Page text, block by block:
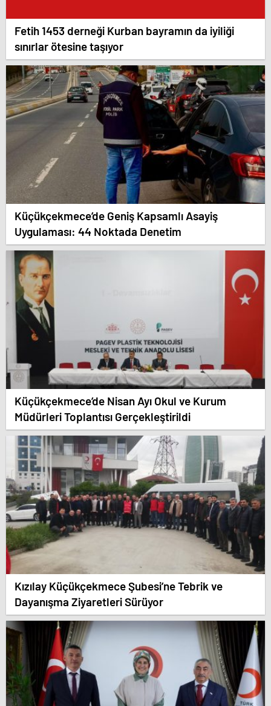
Fetih 1453 derneği Kurban bayramın da iyiliği
sınırlar ötesine taşıyor
Küçükçekmece’de Geniş Kapsamlı Asayiş
Uygulaması: 44 Noktada Denetim
Küçükçekmece’de Nisan Ayı Okul ve Kurum
Müdürleri Toplantısı Gerçekleştirildi
Kızılay Küçükçekmece Şubesi’ne Tebrik ve
Dayanışma Ziyaretleri Sürüyor